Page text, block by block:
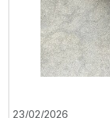
23/02/2026